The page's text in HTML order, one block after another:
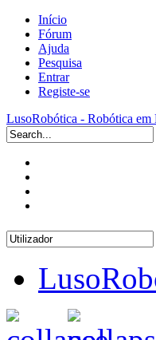
Início
Fórum
Ajuda
Pesquisa
Entrar
Registe-se
LusoRobótica - Robótica em